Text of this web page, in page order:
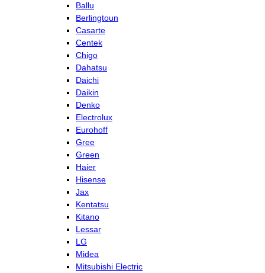
Ballu
Berlingtoun
Casarte
Centek
Chigo
Dahatsu
Daichi
Daikin
Denko
Electrolux
Eurohoff
Gree
Green
Haier
Hisense
Jax
Kentatsu
Kitano
Lessar
LG
Midea
Mitsubishi Electric